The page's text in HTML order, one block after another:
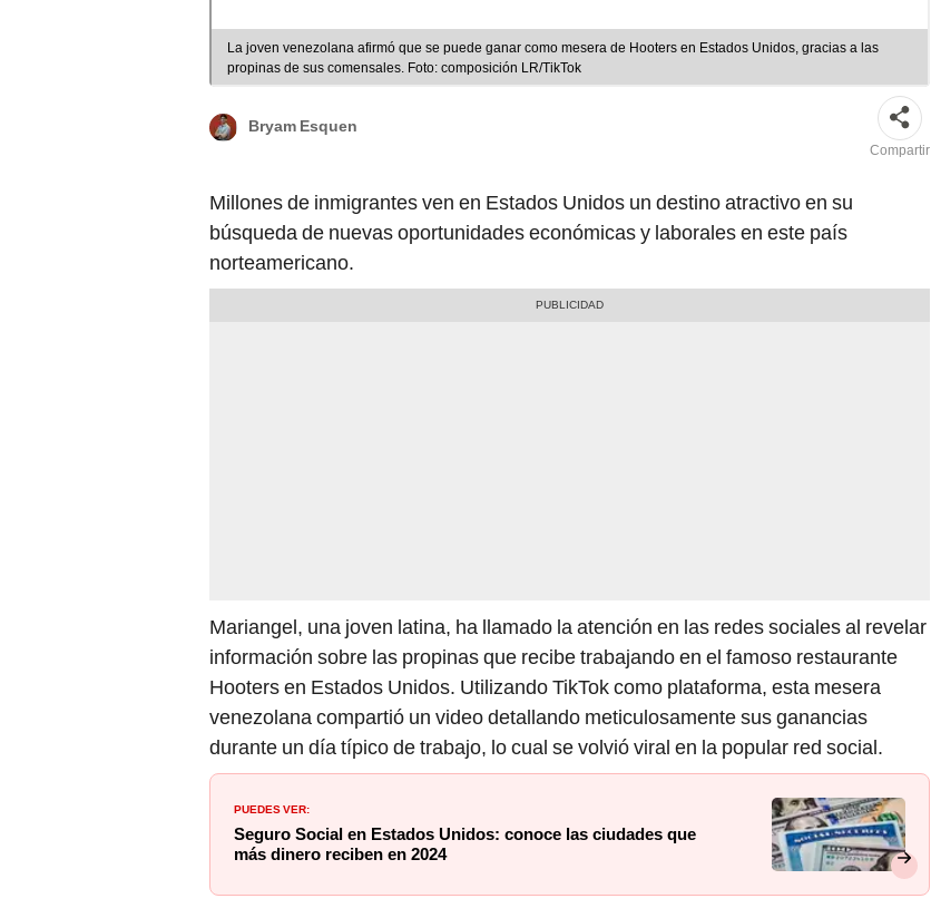
La joven venezolana afirmó que se puede ganar como mesera de Hooters en Estados Unidos, gracias a las
propinas de sus comensales. Foto: composición LR/TikTok
Bryam Esquen
Compartir
Millones de inmigrantes ven en Estados Unidos un destino atractivo en su
búsqueda de nuevas oportunidades económicas y laborales en este país
norteamericano.
Mariangel, una joven latina, ha llamado la atención en las redes sociales al revelar
información sobre las propinas que recibe trabajando en el famoso restaurante
Hooters en Estados Unidos. Utilizando TikTok como plataforma, esta mesera
venezolana compartió un video detallando meticulosamente sus ganancias
durante un día típico de trabajo, lo cual se volvió viral en la popular red social.
PUEDES VER:
Seguro Social en Estados Unidos: conoce las ciudades que
más dinero reciben en 2024